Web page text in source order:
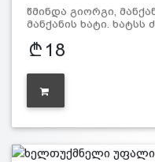
წმინდა გიორგი,
მანქანის ხატი.
18